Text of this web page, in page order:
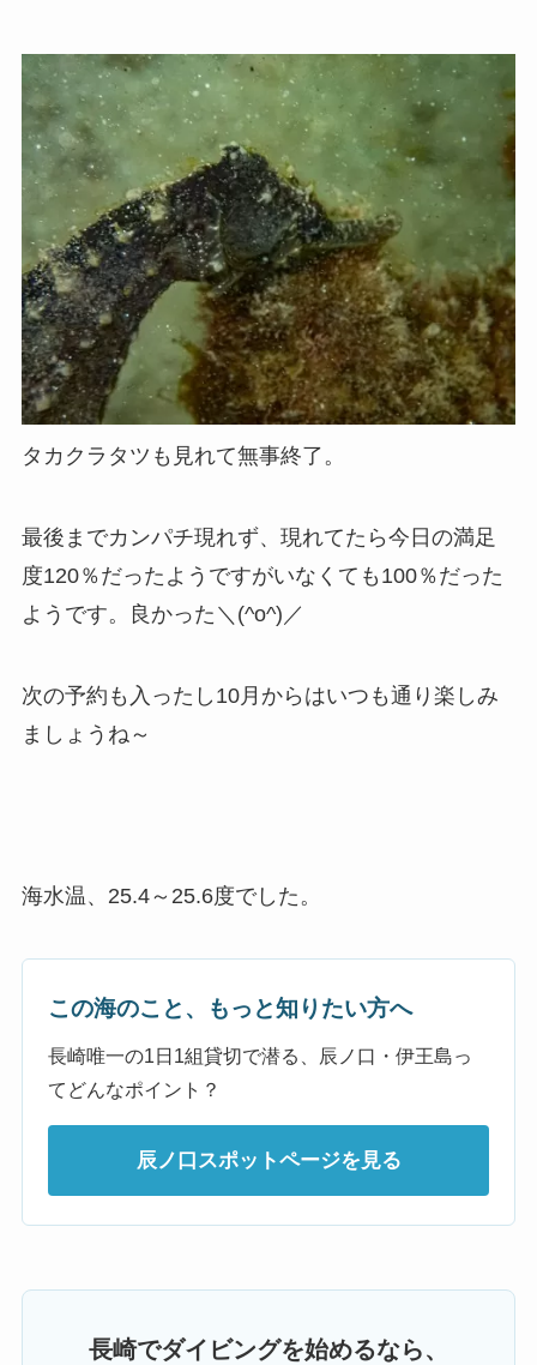
タカクラタツも見れて無事終了。
最後までカンパチ現れず、現れてたら今日の満足
度120％だったようですがいなくても100％だった
ようです。良かった＼(^o^)／
次の予約も入ったし10月からはいつも通り楽しみ
ましょうね～
海水温、25.4～25.6度でした。
この海のこと、もっと知りたい方へ
長崎唯一の1日1組貸切で潜る、辰ノ口・伊王島っ
てどんなポイント？
辰ノ口スポットページを見る
長崎でダイビングを始めるなら、